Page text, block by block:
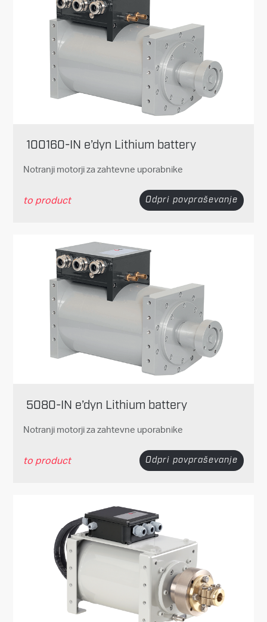
100160-IN e’dyn Lithium battery
Notranji motorji za zahtevne uporabnike
to product Odpri povpraševanje
5080-IN e’dyn Lithium battery
Notranji motorji za zahtevne uporabnike
to product Odpri povpraševanje